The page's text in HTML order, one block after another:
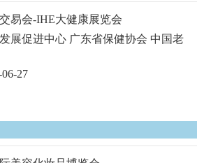
易会-IHE大健康展览会
展促进中心 广东省保健协会 中国老
27